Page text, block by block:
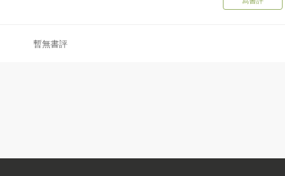
暫無書評